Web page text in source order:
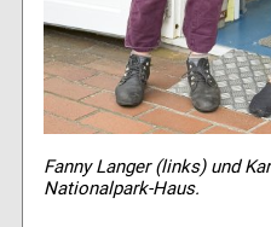
Fanny Langer (links) und
Nationalpark-Haus.